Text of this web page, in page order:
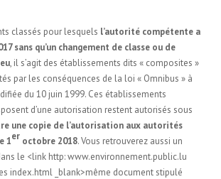
classés pour lesquels l’autorité compétente a
sans qu’un changement de classe ou de
, il s’agit des établissements dits « composites »
par les conséquences de la loi « Omnibus » à
du 10 juin 1999. Ces établissements
d’une autorisation restent autorisés sous
une copie de l’autorisation aux autorités
1er octobre 2018. Vous retrouverez aussi un
le <link http: www.environnement.public.lu
index.html _blank>même document stipulé